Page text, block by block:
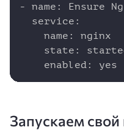
- name: Ensure
  service:
    name: nginx
state:
    enabled: yes
Запускаем